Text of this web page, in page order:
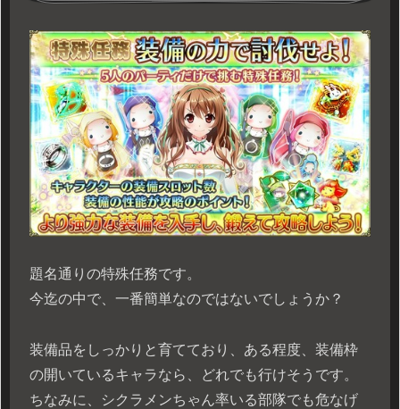
題名通りの特殊任務です。
今迄の中で、一番簡単なのではないでしょうか？
装備品をしっかりと育てており、ある程度、装備枠
の開いているキャラなら、どれでも行けそうです。
ちなみに、シクラメンちゃん率いる部隊でも危なげ